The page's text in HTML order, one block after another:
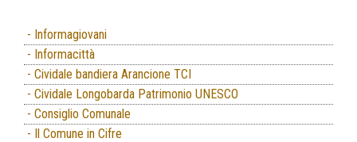
- Informagiovani
- Informacittà
- Cividale bandiera Arancione TCI
- Cividale Longobarda Patrimonio UNESCO
- Consiglio Comunale
- Il Comune in Cifre